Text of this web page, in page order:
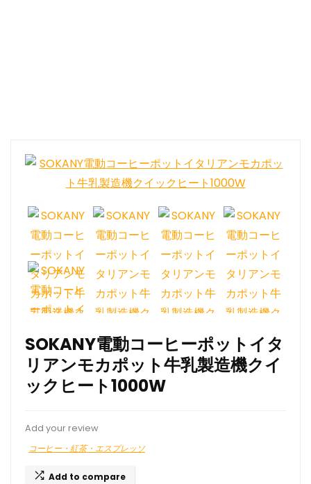
SOKANY電動コーヒーポットイタ
リアンモカポット牛乳製造機クイ
ックヒート1000W
Add your review
コーヒー・紅茶・エスプレッソ
Add to compare